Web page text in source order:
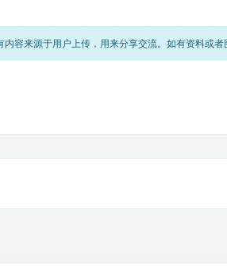
内容来源于用户上传，用来分享交流。如有资料或